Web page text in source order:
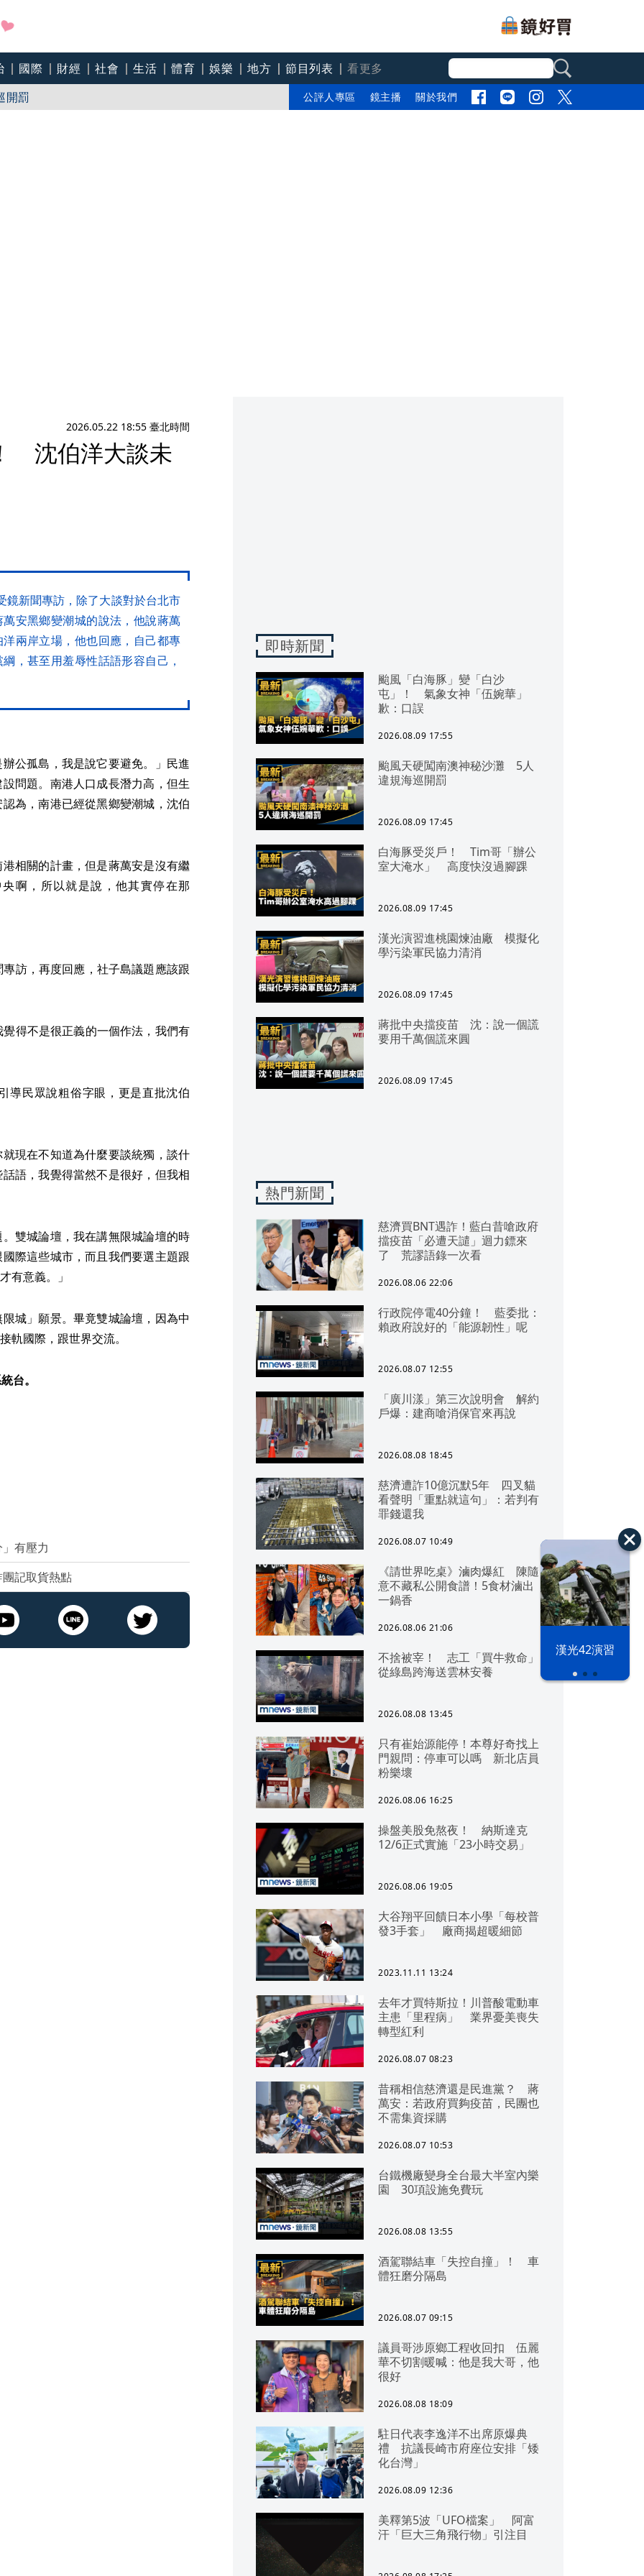
國際 財經 社會 生活 體育 娛樂 地方 節目列表 看更多
神「伍婉華」歉：口誤
開罰
公評人專區 鏡主播 關於我們
漢光42演習
2026.05.22 18:55 臺北時間
沈伯洋大談未
新聞專訪，除了大談對於台北市
安黑鄉變潮城的說法，他說蔣萬
兩岸立場，他也回應，自己都專
，甚至用羞辱性話語形容自己，
公孤島，我是說它要避免。」民進
問題。南港人口成長潛力高，但生
為，南港已經從黑鄉變潮城，沈伯
相關的計畫，但是蔣萬安是沒有繼
啊，所以就是說，他其實停在那
訪，再度回應，社子島議題應該跟
得不是很正義的一個作法，我們有
導民眾說粗俗字眼，更是直批沈伯
現在不知道為什麼要談統獨，談什
語，我覺得當然不是很好，但我相
雙城論壇，我在講無限城論壇的時
際這些城市，而且我們要選主題跟
有意義。」
城」願景。畢竟雙城論壇，因為中
軌國際，跟世界交流。
台。
有壓力
記取貨熱點
即時新聞
颱風「白海豚」變「白沙
屯」！ 氣象女神「伍婉華」
歉：口誤
2026.08.09 17:55
颱風天硬闖南澳神秘沙灘 5人
違規海巡開罰
2026.08.09 17:45
白海豚受災戶！ Tim哥「辦公
室大淹水」 高度快沒過腳踝
2026.08.09 17:45
漢光演習進桃園煉油廠 模擬化
學污染軍民協力清消
2026.08.09 17:45
蔣批中央擋疫苗 沈：說一個謊
要用千萬個謊來圓
2026.08.09 17:45
熱門新聞
慈濟買BNT遇詐！藍白昔嗆政府
擋疫苗「必遭天譴」迴力鏢來
了 荒謬語錄一次看
2026.08.06 22:06
行政院停電40分鐘！ 藍委批：
賴政府說好的「能源韌性」呢
2026.08.07 12:55
「廣川漾」第三次說明會 解約
戶爆：建商嗆消保官來再說
2026.08.08 18:45
慈濟遭詐10億沉默5年 四叉貓
看聲明「重點就這句」：若判有
罪錢還我
2026.08.07 10:49
《請世界吃桌》滷肉爆紅 陳隨
意不藏私公開食譜！5食材滷出
一鍋香
2026.08.06 21:06
不捨被宰！ 志工「買牛救命」
從綠島跨海送雲林安養
2026.08.08 13:45
只有崔始源能停！本尊好奇找上
門親問：停車可以嗎 新北店員
粉樂壞
2026.08.06 16:25
操盤美股免熬夜！ 納斯達克
12/6正式實施「23小時交易」
2026.08.06 19:05
大谷翔平回饋日本小學「每校普
發3手套」 廠商揭超暖細節
2023.11.11 13:24
去年才買特斯拉！川普酸電動車
主患「里程病」 業界憂美喪失
轉型紅利
2026.08.07 08:23
昔稱相信慈濟還是民進黨？ 蔣
萬安：若政府買夠疫苗，民團也
不需集資採購
2026.08.07 10:53
台鐵機廠變身全台最大半室內樂
園 30項設施免費玩
2026.08.08 13:55
酒駕聯結車「失控自撞」！ 車
體狂磨分隔島
2026.08.07 09:15
議員哥涉原鄉工程收回扣 伍麗
華不切割暖喊：他是我大哥，他
很好
2026.08.08 18:09
駐日代表李逸洋不出席原爆典
禮 抗議長崎市府座位安排「矮
化台灣」
2026.08.09 12:36
美釋第5波「UFO檔案」 阿富
汗「巨大三角飛行物」引注目